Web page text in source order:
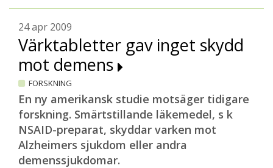
24 apr 2009
Värktabletter gav inget skydd
mot demens
FORSKNING
En ny amerikansk studie motsäger tidigare
forskning. Smärtstillande läkemedel, s k
NSAID-preparat, skyddar varken mot
Alzheimers sjukdom eller andra
demenssjukdomar.